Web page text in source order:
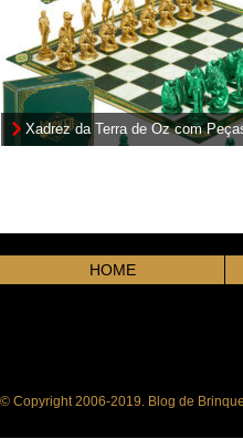
Xadrez da Terra de Oz com
Wicked e Wicked: Para Sempre
HOME
© Copyright 2006-2019. Blog de